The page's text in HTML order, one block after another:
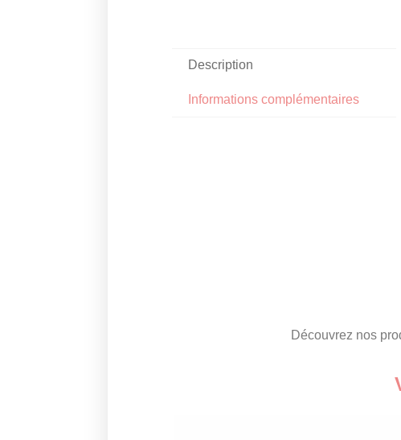
Description
Informations complémentaires
Découvrez nos